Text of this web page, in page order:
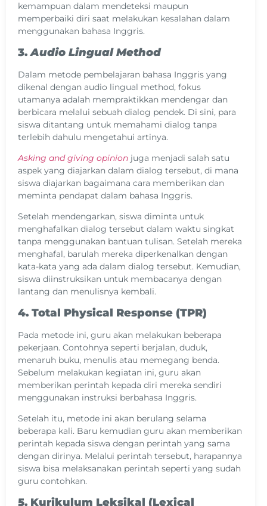
kemampuan dalam mendeteksi maupun
memperbaiki diri saat melakukan kesalahan dalam
menggunakan bahasa Inggris.
3.Audio Lingual Method
Dalam metode pembelajaran bahasa Inggris yang
dikenal dengan audio lingual method, fokus
utamanya adalah mempraktikkan mendengar dan
berbicara melalui sebuah dialog pendek. Di sini, para
siswa ditantang untuk memahami dialog tanpa
terlebih dahulu mengetahui artinya.
Asking and giving opinion juga menjadi salah satu
aspek yang diajarkan dalam dialog tersebut, di mana
siswa diajarkan bagaimana cara memberikan dan
meminta pendapat dalam bahasa Inggris.
Setelah mendengarkan, siswa diminta untuk
menghafalkan dialog tersebut dalam waktu singkat
tanpa menggunakan bantuan tulisan. Setelah mereka
menghafal, barulah mereka diperkenalkan dengan
kata-kata yang ada dalam dialog tersebut. Kemudian,
siswa diinstruksikan untuk membacanya dengan
lantang dan menulisnya kembali.
4. Total Physical Response (TPR)
Pada metode ini, guru akan melakukan beberapa
pekerjaan. Contohnya seperti berjalan, duduk,
menaruh buku, menulis atau memegang benda.
Sebelum melakukan kegiatan ini, guru akan
memberikan perintah kepada diri mereka sendiri
menggunakan instruksi berbahasa Inggris.
Setelah itu, metode ini akan berulang selama
beberapa kali. Baru kemudian guru akan memberikan
perintah kepada siswa dengan perintah yang sama
dengan dirinya. Melalui perintah tersebut, harapannya
siswa bisa melaksanakan perintah seperti yang sudah
guru contohkan.
5. Kurikulum Leksikal (Lexical